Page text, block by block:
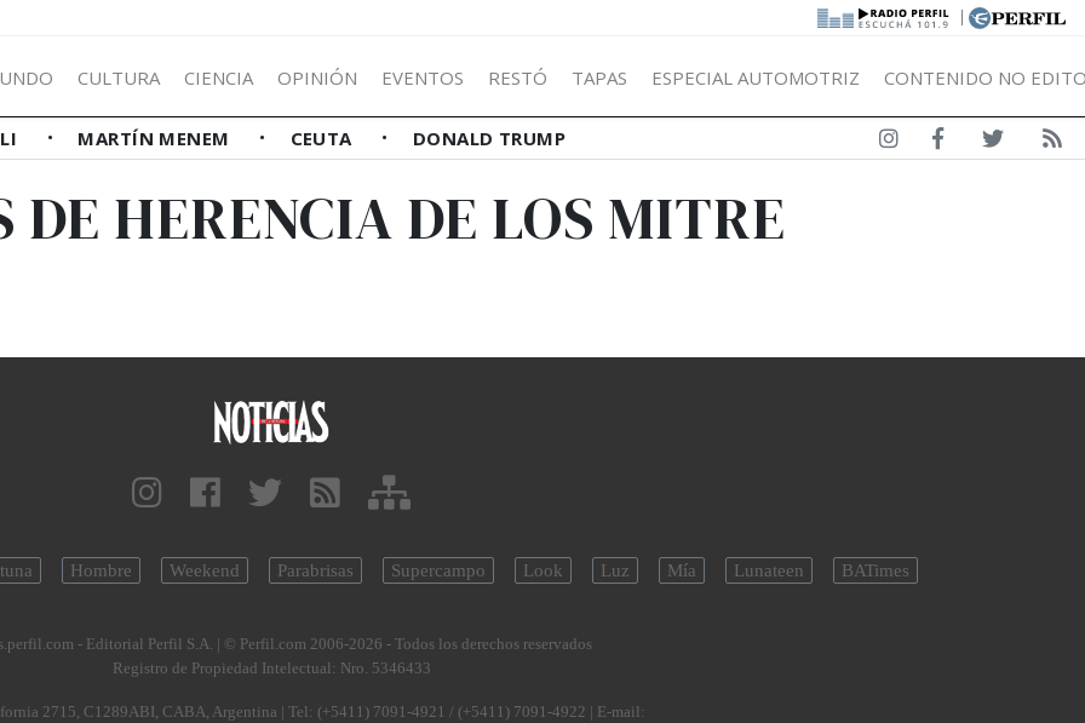
|
CULTURA CIENCIA OPINIÓN EVENTOS RESTÓ TAPAS ESPECIAL AUTOMOTRIZ CONTENIDO NO
MARTÍN MENEM CEUTA DONALD TRUMP
DE HERENCIA DE LOS MITRE
Hombre Weekend Parabrisas Supercampo Look Luz Mía Lunateen BATimes
- Editorial Perfil S.A. | © Perfil.com 2006-2026 - Todos los derechos reservados
Registro de Propiedad Intelectual: Nro. 5346433
2715, C1289ABI, CABA, Argentina | Tel: (+5411) 7091-4921 / (+5411) 7091-4922 | E-mail: